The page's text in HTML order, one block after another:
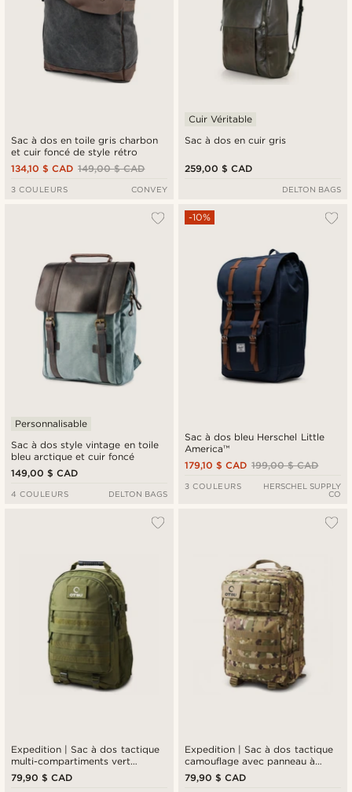
Sac à dos en toile gris charbon
et cuir foncé de style rétro
149,00 $ CAD
134,10 $ CAD
3 COULEURS CONVEY
Sac à dos en cuir gris
Cuir Véritable
259,00 $ CAD
DELTON BAGS
Sac à dos style vintage en toile
bleu arctique et cuir foncé
Personnalisable
149,00 $ CAD
4 COULEURS DELTON BAGS
Sac à dos bleu Herschel Little
America™
-10%
199,00 $ CAD
179,10 $ CAD
3 COULEURS
HERSCHEL SUPPLY
CO
Expedition | Sac à dos tactique
multi-compartiments vert
militaire avec panneau à patchs -
35 L
79,90 $ CAD
Expedition | Sac à dos tactique
camouflage avec panneau à
patchs - 40 L
79,90 $ CAD